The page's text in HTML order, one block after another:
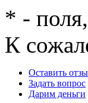
* -
К
Оставить
Задать вопрос
Дарим деньги